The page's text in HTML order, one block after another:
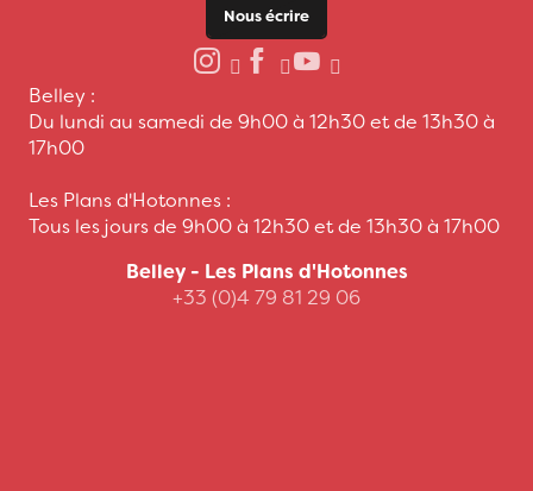
Nous écrire
Belley :
Du lundi au samedi de 9h00 à 12h30 et de 13h30 à
17h00
Les Plans d'Hotonnes :
Tous les jours de 9h00 à 12h30 et de 13h30 à 17h00
Belley - Les Plans d'Hotonnes
+33 (0)4 79 81 29 06